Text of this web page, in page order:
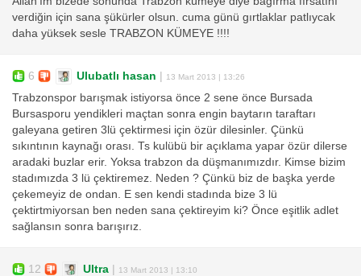
verdiğin için sana şükürler olsun. cuma günü gırtlaklar patlıycak
daha yüksek sesle TRABZON KÜMEYE !!!!
6 Ulubatlı hasan 13 Mart 2013 | 13:26
Trabzonspor barışmak istiyorsa önce 2 sene önce Bursada
Bursasporu yendikleri maçtan sonra engin baytarın taraftarı
galeyana getiren 3lü çektirmesi için özür dilesinler. Çünkü
sıkıntının kaynağı orası. Ts kulübü bir açıklama yapar özür dilerse
aradaki buzlar erir. Yoksa trabzon da düşmanımızdır. Kimse bizim
stadımızda 3 lü çektiremez. Neden ? Çünkü biz de başka yerde
çekemeyiz de ondan. E sen kendi stadında bize 3 lü
çektirtmiyorsan ben neden sana çektireyim ki? Önce eşitlik adlet
sağlansın sonra barışırız.
12 Ultra 13 Mart 2013 | 13:10